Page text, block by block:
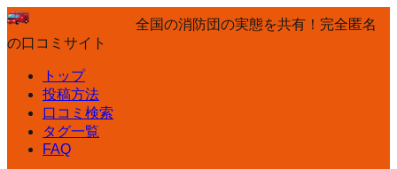
全国の消防団の実態を共有！完全匿名
の口コミサイト
トップ
投稿方法
口コミ検索
タグ一覧
FAQ